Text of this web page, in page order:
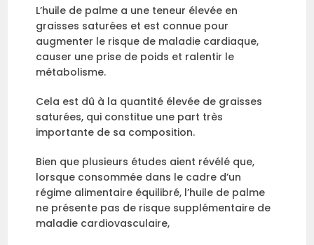
L’huile de palme a une teneur élevée en
graisses saturées et est connue pour
augmenter le risque de maladie cardiaque,
causer une prise de poids et ralentir le
métabolisme.
Cela est dû à la quantité élevée de graisses
saturées, qui constitue une part très
importante de sa composition.
Bien que plusieurs études aient révélé que,
lorsque consommée dans le cadre d’un
régime alimentaire équilibré, l’huile de palme
ne présente pas de risque supplémentaire de
maladie cardiovasculaire,